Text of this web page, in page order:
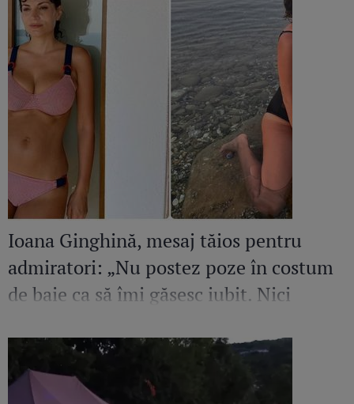
Ioana Ginghină, mesaj tăios pentru
admiratori: „Nu postez poze în costum
de baie ca să îmi găsesc iubit. Nici